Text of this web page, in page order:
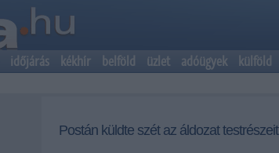
időjárás kékhír belföld üzlet adóügyek külföld
Postán küldte szét az áldozat testrészeit